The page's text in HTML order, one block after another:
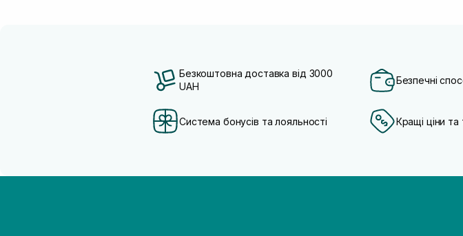
Безкоштовна доставка від 3000
UAH
Безпечні
Система бонусів та лояльності Кращі ціни